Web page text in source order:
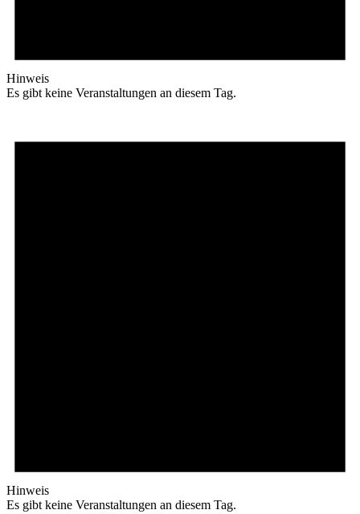
Hinweis
Es gibt keine Veranstaltungen an diesem Tag.
Hinweis
Es gibt keine Veranstaltungen an diesem Tag.